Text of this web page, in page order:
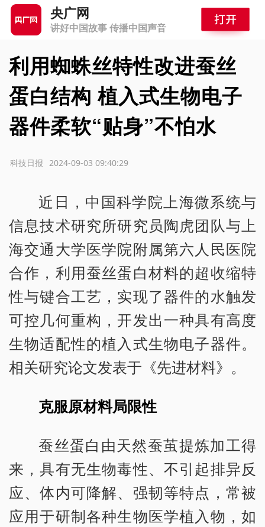
央广网
讲好中国故事 传播中国声音
利用蜘蛛丝特性改进蚕丝
蛋白结构 植入式生物电子
器件柔软“贴身”不怕水
2024-09-03 09:40:29
科技日报
近日，中国科学院上海微系统与
信息技术研究所研究员陶虎团队与上
海交通大学医学院附属第六人民医院
合作，利用蚕丝蛋白材料的超收缩特
性与键合工艺，实现了器件的水触发
可控几何重构，开发出一种具有高度
生物适配性的植入式生物电子器件。
相关研究论文发表于《先进材料》。
克服原材料局限性
蚕丝蛋白由天然蚕茧提炼加工得
来，具有无生物毒性、不引起排异反
应、体内可降解、强韧等特点，常被
应用于研制各种生物医学植入物，如